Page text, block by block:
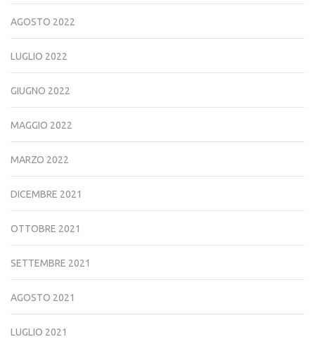
AGOSTO 2022
LUGLIO 2022
GIUGNO 2022
MAGGIO 2022
MARZO 2022
DICEMBRE 2021
OTTOBRE 2021
SETTEMBRE 2021
AGOSTO 2021
LUGLIO 2021